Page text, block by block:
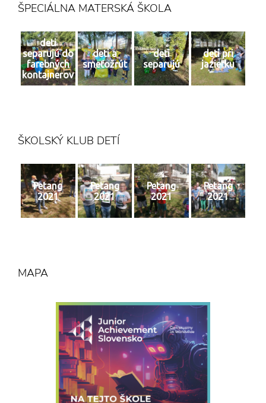
ŠPECIÁLNA MATERSKÁ ŠKOLA
deti
separujú do
farebných
kontajnerov
deti a
smeťožrút
deti
separujú
deti pri
jazierku
ŠKOLSKÝ KLUB DETÍ
Petang
2021
Petang
2021
Petang
2021
Petang
2021
MAPA